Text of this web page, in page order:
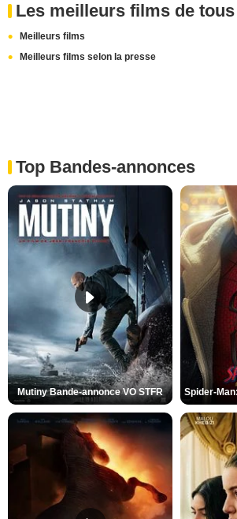
Les meilleurs films de
Meilleurs films
Meilleurs films selon la presse
Top Bandes-annonces
Mutiny Bande-annonce VO STFR